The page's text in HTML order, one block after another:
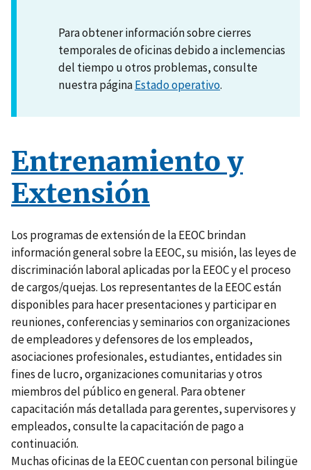
Para obtener información sobre cierres
temporales de oficinas debido a inclemencias
del tiempo u otros problemas, consulte
nuestra páginaEstado operativo.
Entrenamiento y
Extensión
Los programas de extensión de la EEOC brindan
información general sobre la EEOC, su misión, las leyes de
discriminación laboral aplicadas por la EEOC y el proceso
de cargos/quejas. Los representantes de la EEOC están
disponibles para hacer presentaciones y participar en
reuniones, conferencias y seminarios con organizaciones
de empleadores y defensores de los empleados,
asociaciones profesionales, estudiantes, entidades sin
fines de lucro, organizaciones comunitarias y otros
miembros del público en general. Para obtener
capacitación más detallada para gerentes, supervisores y
empleados, consulte la capacitación de pago a
continuación.
Muchas oficinas de la EEOC cuentan con personal bilingüe